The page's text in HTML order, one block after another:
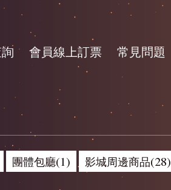
會員線上訂票 常見問題
團體包廳(1) 影城周邊商品(28)